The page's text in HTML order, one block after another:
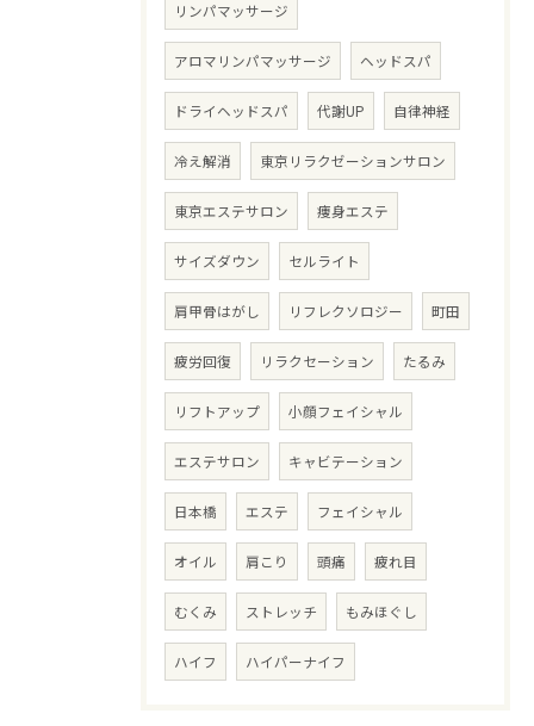
リンパマッサージ
アロマリンパマッサージ ヘッドスパ
ドライヘッドスパ 代謝UP 自律神経
冷え解消 東京リラクゼーションサロン
東京エステサロン 痩身エステ
サイズダウン セルライト
肩甲骨はがし リフレクソロジー 町田
疲労回復 リラクセーション たるみ
リフトアップ 小顔フェイシャル
エステサロン キャビテーション
日本橋 エステ フェイシャル
オイル 肩こり 頭痛 疲れ目
むくみ ストレッチ もみほぐし
ハイフ ハイパーナイフ